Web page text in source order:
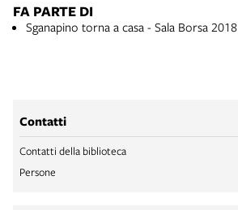
FA PARTE DI
Sganapino torna a casa - Sala Borsa 2018
Contatti
Contatti della biblioteca
Persone